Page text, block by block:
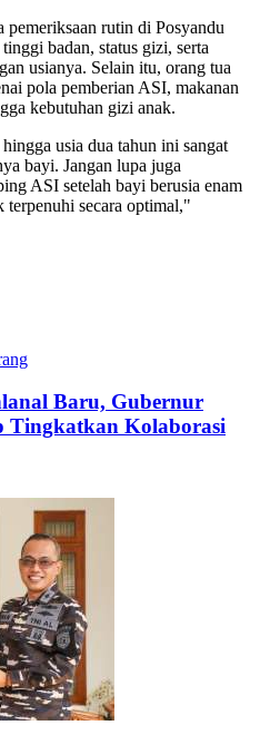
rutin di Posyandu
badan, status gizi, serta
usianya. Selain itu, orang tua
pola pemberian ASI, makanan
kebutuhan gizi anak.
usia dua tahun ini sangat
bayi. Jangan lupa juga
ASI setelah bayi berusia enam
terpenuhi secara optimal,"
Baru, Gubernur
Tingkatkan Kolaborasi